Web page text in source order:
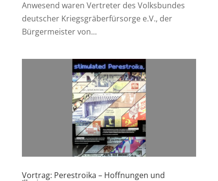
Anwesend waren Vertreter des Volksbundes
deutscher Kriegsgräberfürsorge e.V., der
Bürgermeister von...
Vortrag: Perestroika – Hoffnungen und